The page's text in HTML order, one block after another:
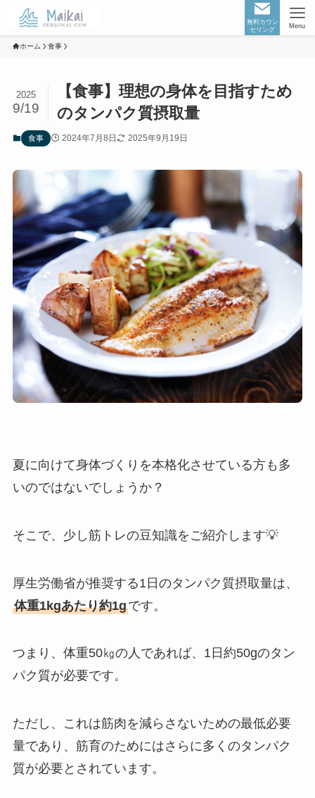
無料カウン
セリング
Menu
ホーム 食事
【食事】理想の身体を目指すため
のタンパク質摂取量
2025
9/19
食事 2024年7月8日 2025年9月19日
夏に向けて身体づくりを本格化させている方も多
いのではないでしょうか？
そこで、少し筋トレの豆知識をご紹介します💡
厚生労働省が推奨する1日のタンパク質摂取量は、
体重1kgあたり約1gです。
つまり、体重50㎏の人であれば、1日約50gのタン
パク質が必要です。
ただし、これは筋肉を減らさないための最低必要
量であり、筋育のためにはさらに多くのタンパク
質が必要とされています。